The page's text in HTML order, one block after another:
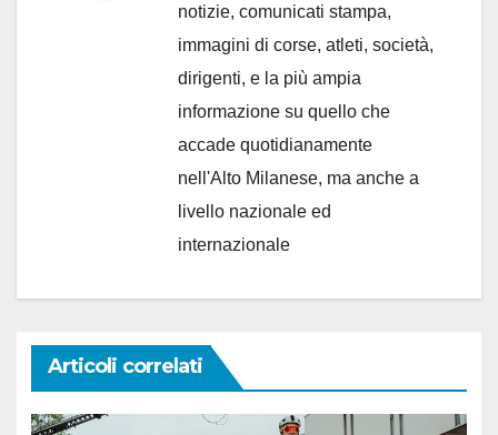
notizie, comunicati stampa,
immagini di corse, atleti, società,
dirigenti, e la più ampia
informazione su quello che
accade quotidianamente
nell'Alto Milanese, ma anche a
livello nazionale ed
internazionale
Articoli correlati